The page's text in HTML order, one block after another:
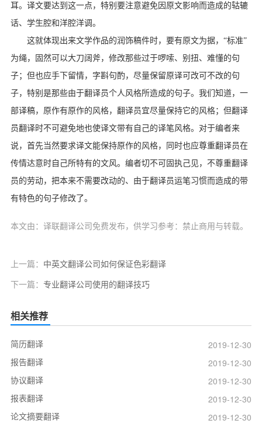
耳。译文要达到这一点，特别要注意避免因原文影响而造成的轱辘
话、学生腔和洋腔洋调。
这就体现出来文学作品的润饰稿件时，要有原文为据，“标准”
为绳，固然可以大刀阔斧，修改那些过于啰嗦、别扭、难懂的句
子；但也应手下留情，字斟句酌，尽量保留原译可改可不改的句
子，特别是那些由于翻译员个人风格所造成的句子。我们知道，一
部译稿，原作有原作的风格，翻译员宜尽量保持它的风格；但翻译
员翻译时不可避免地也使译文带有自己的译笔风格。对于编者来
说，首先当然要求译文能保持原作的风格，同时也应尊重翻译员在
传情达意时自己所特有的文风。编者切不可固执己见，不尊重翻译
员的劳动，把本来不需要改动的、由于翻译员运笔习惯而造成的带
有特色的句子修改了。
本文由：译联翻译公司免费发布，供学习参考：禁止商用与转载。
上一篇： 中英文翻译公司如何保证色彩翻译
下一篇： 专业翻译公司使用的翻译技巧
相关推荐
简历翻译
2019-12-30
报告翻译
2019-12-30
协议翻译
2019-12-30
报表翻译
2019-12-30
论文摘要翻译
2019-12-30